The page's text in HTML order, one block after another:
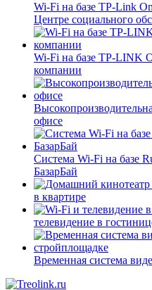
Wi-Fi на базе TP-Link
Центре социального
Wi-Fi на базе TP-LINK
компании
офисе
Система Wi-Fi на базе
БазарБай
в квартире
телевидение в
Временная система